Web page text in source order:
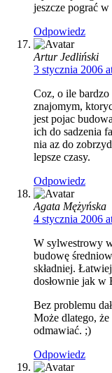
jeszcze pograć
Odpowiedz
Artur Jedliński
3 stycznia 2006
Coz, o ile
znajomym,
jest pojac
ich do sadzenia
nia az do
lepsze czasy.
Odpowiedz
Agata Mężyńska
4 stycznia 2006
W sylwestrowy
budowę
składniej.
dosłownie jak
Bez problemu
Może dlatego, że
odmawiać. ;)
Odpowiedz